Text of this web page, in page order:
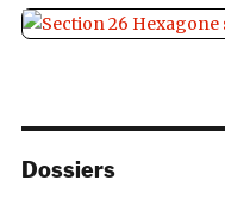
Dossiers